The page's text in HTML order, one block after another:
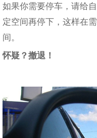
如果你需要停车，请给
定空间再停下，这样在
间。
怀疑？撤退！